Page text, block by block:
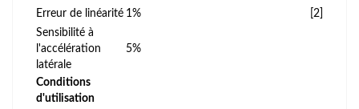
Erreur de linéarité 1%
[2]
Sensibilité à
l'accélération
latérale
5%
Conditions
d'utilisation